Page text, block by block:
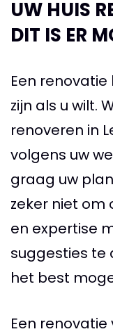
UW HUIS
DIT IS ER
Een
zijn als u wilt.
renoveren in
volgens uw
graag uw
zeker niet om
en expertise
suggesties te
het best
Een renovatie